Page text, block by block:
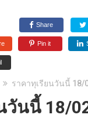
Share
Pin it
ราคาทุเรียนวันนี้ 18/
วันนี้ 18/